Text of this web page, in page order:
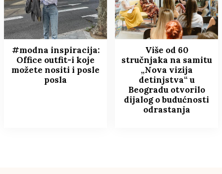
#modna inspiracija:
Office outfit-i koje
možete nositi i posle
posla
Više od 60
stručnjaka na samitu
„Nova vizija
detinjstva“ u
Beogradu otvorilo
dijalog o budućnosti
odrastanja